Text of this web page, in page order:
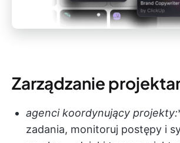
Zarządzanie
agenci koordynujący projekty:
zadania, monitoruj postępy i